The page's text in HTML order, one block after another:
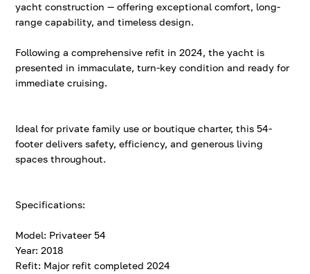
yacht construction — offering exceptional comfort, long-
range capability, and timeless design.
Following a comprehensive refit in 2024, the yacht is
presented in immaculate, turn-key condition and ready for
immediate cruising.
Ideal for private family use or boutique charter, this 54-
footer delivers safety, efficiency, and generous living
spaces throughout.
Specifications:
Model: Privateer 54
Year: 2018
Refit: Major refit completed 2024